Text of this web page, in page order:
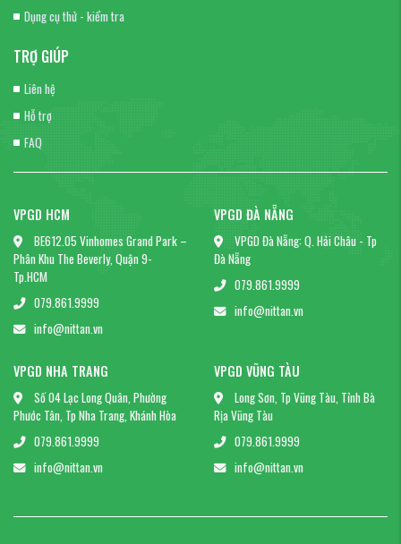
Dụng cụ thử - kiểm tra
TRỢ GIÚP
Liên hệ
Hỗ trợ
FAQ
VPGD HCM
BE612.05 Vinhomes Grand Park –
Phân Khu The Beverly, Quận 9-
Tp.HCM
079.861.9999
info@nittan.vn
VPGD ĐÀ NẴNG
VPGD Đà Nẵng: Q. Hải Châu - Tp
Đà Nẵng
079.861.9999
info@nittan.vn
VPGD NHA TRANG
Số 04 Lạc Long Quân, Phường
Phước Tân, Tp Nha Trang, Khánh Hòa
079.861.9999
info@nittan.vn
VPGD VŨNG TÀU
Long Sơn, Tp Vũng Tàu, Tỉnh Bà
Rịa Vũng Tàu
079.861.9999
info@nittan.vn